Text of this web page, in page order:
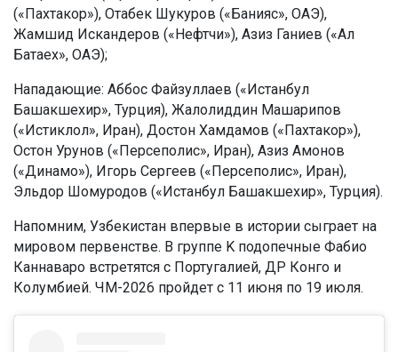
(«Пахтакор»), Отабек Шукуров («Банияс», ОАЭ),
Жамшид Искандеров («Нефтчи»), Азиз Ганиев («Ал
Батаех», ОАЭ);
Нападающие: Аббос Файзуллаев («Истанбул
Башакшехир», Турция), Жалолиддин Машарипов
(«Истиклол», Иран), Достон Хамдамов («Пахтакор»),
Остон Урунов («Персеполис», Иран), Азиз Амонов
(«Динамо»), Игорь Сергеев («Персеполис», Иран),
Эльдор Шомуродов («Истанбул Башакшехир», Турция).
Напомним, Узбекистан впервые в истории сыграет на
мировом первенстве. В группе K подопечные Фабио
Каннаваро встретятся с Португалией, ДР Конго и
Колумбией. ЧМ-2026 пройдет с 11 июня по 19 июля.